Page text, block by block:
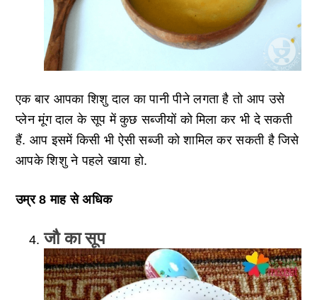
एक बार आपका शिशु दाल का पानी पीने लगता है तो आप उसे
प्लेन मूंग दाल के सूप में कुछ सब्जीयों को मिला कर भी दे सकती
हैं. आप इसमें किसी भी ऐसी सब्जी को शामिल कर सकती है जिसे
आपके शिशु ने पहले खाया हो.
उम्र 8 माह से अधिक
जौ का सूप